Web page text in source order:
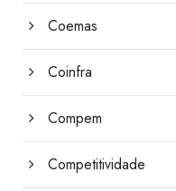
Coemas
Coinfra
Compem
Competitividade